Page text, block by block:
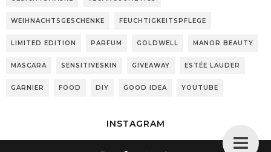
WEIHNACHTSGESCHENKE FEUCHTIGKEITSPFLEGE
LIMITED EDITION PARFUM GOLDWELL MANOR BEAUTY
MASCARA SENSITIVESKIN GIVEAWAY ESTÉE LAUDER
GARNIER FOOD DIY GOOD IDEA YOUTUBE
INSTAGRAM